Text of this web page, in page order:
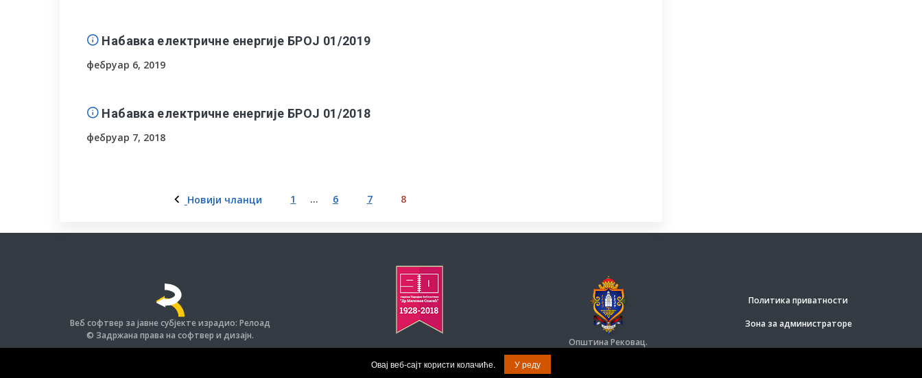
Набавка електричне енергије БРОЈ 01/2019
фебруар 6, 2019
Набавка електричне енергије БРОЈ 01/2018
фебруар 7, 2018
ПагинацијаНовији чланци 1 … 6 7 8
Политика приватности
Зона за администраторе
Општина Рековац.
Веб софтвер за јавне субјекте израдио: Релоад
© Задржана права на софтвер и дизајн.
Овај веб-сајт користи колачиће. У реду